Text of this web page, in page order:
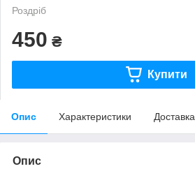
Роздріб
450 ₴
Купити
Опис Характеристики Доставка
Опис